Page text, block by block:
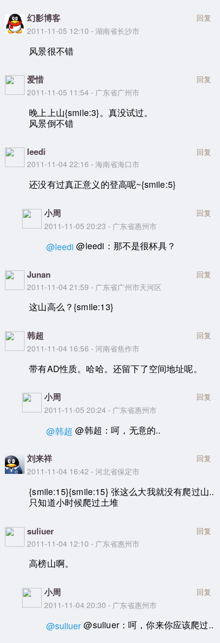
幻影博客
2011-11-05 12:10 - 湖南省长沙市
回复
风景很不错
爱惜
2011-11-05 11:54 - 广东省广州市
回复
晚上上山{smile:3}。真没试过。
风景倒不错
leedi
2011-11-04 22:16 - 海南省海口市
回复
还没有过真正意义的登高呢~{smile:5}
小周
2011-11-05 20:23 - 广东省惠州市
回复
@leedi @leedi：那不是很杯具？
Junan
2011-11-04 21:59 - 广东省广州市天河区
回复
这山高么？{smile:13}
韩超
2011-11-04 16:56 - 河南省焦作市
回复
带有AD性质。哈哈。还留下了空间地址呢。
小周
2011-11-05 20:24 - 广东省惠州市
回复
@韩超 @韩超：呵，无意的..
刘来祥
2011-11-04 16:42 - 河北省保定市
回复
{smile:15}{smile:15} 张这么大我就没有爬过山..
只知道小时候爬过土堆
suliuer
2011-11-04 12:10 - 广东省惠州市
回复
高榜山啊。
小周
2011-11-04 20:30 - 广东省惠州市
回复
@suliuer @suliuer：呵，你来你应该爬过..